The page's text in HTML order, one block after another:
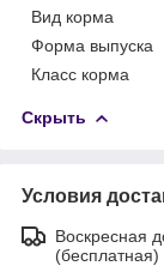
Вид корма
Форма выпуска
Класс корма
Скрыть
Условия
Воскресная
(бесплатная)